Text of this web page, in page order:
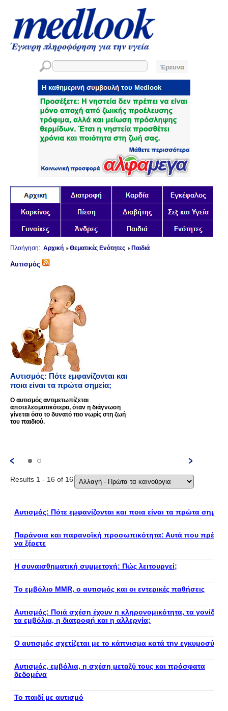
Πλοήγηση: Αρχική Θεματικές Ενότητες Παιδιά
Αυτισμός
Αυτισμός: Πότε εμφανίζονται και
ποια είναι τα πρώτα σημεία;
Ο αυτισμός αντιμετωπίζεται
αποτελεσματικότερα, όταν η διάγνωση
γίνεται όσο το δυνατό πιο νωρίς στη ζωή
του παιδιού.
Results 1 - 16 of 16
Αυτισμός: Πότε εμφανίζονται και ποια είναι τα πρώτα σημεία;
Παράνοια και παρανοϊκή προσωπικότητα: Αυτά που πρέπει
να ξέρετε
Η συναισθηματική συμμετοχή: Πώς λειτουργεί;
Το εμβόλιο MMR, ο αυτισμός και οι εντερικές παθήσεις
Αυτισμός: Ποιά σχέση έχουν η κληρονομικότητα, τα γονίδια,
τα εμβόλια, η διατροφή και η αλλεργία;
Ο αυτισμός σχετίζεται με το κάπνισμα κατά την εγκυμοσύνη
Αυτισμός, εμβόλια, η σχέση μεταξύ τους και πρόσφατα
δεδομένα
Το παιδί με αυτισμό